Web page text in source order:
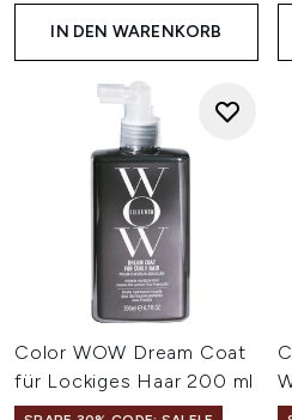
IN DEN WARENKORB
Color WOW Dream Coat
für Lockiges Haar 200 ml